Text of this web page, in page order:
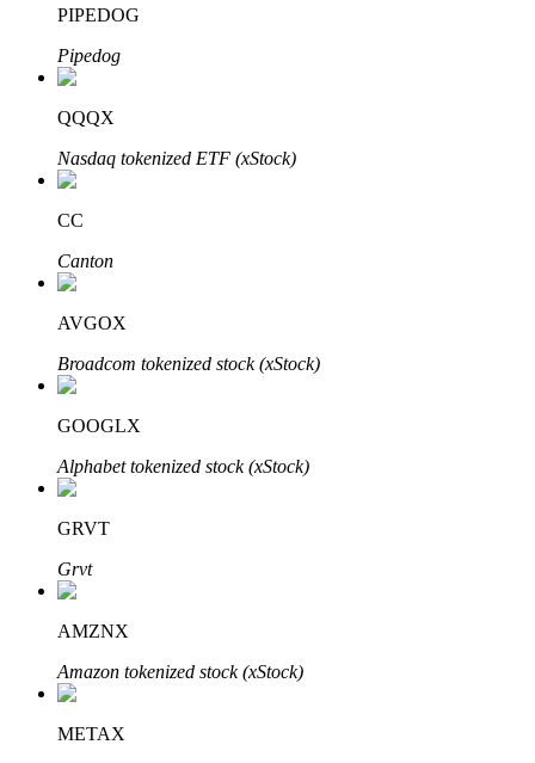
เรียนรู้เกี่ยวกับการสร้างรายได้แบบพาสซีฟ
Bitrue
พันธมิตร Bitrue
พันธมิตร Bitrue
มากถึง 65% คอมมิชชั่น!
PIPEDOG
Pipedog
QQQX
Nasdaq tokenized ETF (xStock)
CC
Canton
AVGOX
Broadcom tokenized stock (xStock)
GOOGLX
Alphabet tokenized stock (xStock)
GRVT
Grvt
AMZNX
Amazon tokenized stock (xStock)
METAX